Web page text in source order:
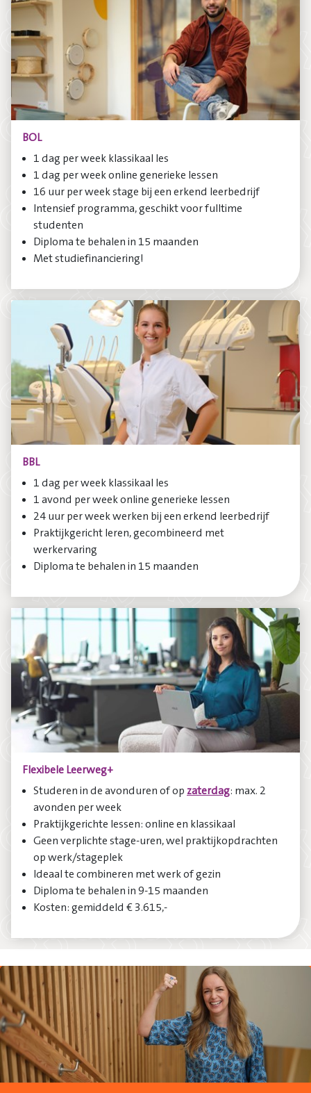
BOL
1 dag per week klassikaal les
1 dag per week online generieke lessen
16 uur per week stage bij een erkend leerbedrijf
Intensief programma, geschikt voor fulltime
studenten
Diploma te behalen in 15 maanden
Met studiefinanciering!
BBL
1 dag per week klassikaal les
1 avond per week online generieke lessen
24 uur per week werken bij een erkend leerbedrijf
Praktijkgericht leren, gecombineerd met
werkervaring
Diploma te behalen in 15 maanden
Flexibele Leerweg+
Studeren in de avonduren of op zaterdag: max. 2
avonden per week
Praktijkgerichte lessen: online en klassikaal
Geen verplichte stage-uren, wel praktijkopdrachten
op werk/stageplek
Ideaal te combineren met werk of gezin
Diploma te behalen in 9-15 maanden
Kosten: gemiddeld € 3.615,-